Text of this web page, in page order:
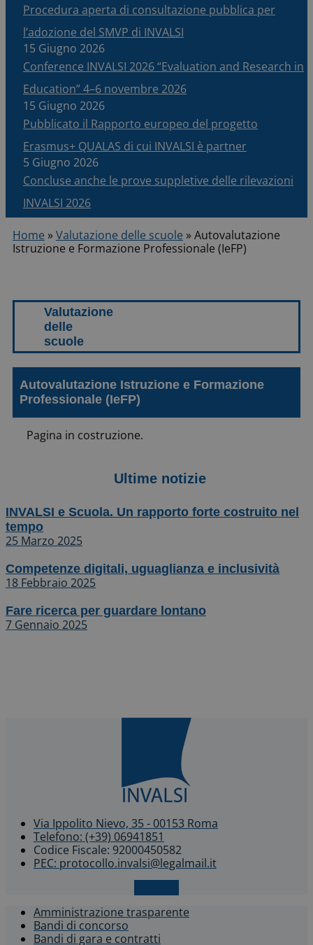
Procedura aperta di consultazione pubblica per
l’adozione del SMVP di INVALSI
15 Giugno 2026
Conference INVALSI 2026 “Evaluation and Research in
Education” 4–6 novembre 2026
15 Giugno 2026
Pubblicato il Rapporto europeo del progetto
Erasmus+ QUALAS di cui INVALSI è partner
5 Giugno 2026
Concluse anche le prove suppletive delle rilevazioni
INVALSI 2026
Home »Valutazione delle scuole »Autovalutazione
Istruzione e Formazione Professionale (IeFP)
Autovalutazione Istruzione e Formazione
Professionale (IeFP)
Pagina in costruzione.
Ultime notizie
INVALSI e Scuola. Un rapporto forte costruito nel
tempo
25 Marzo 2025
Competenze digitali, uguaglianza e inclusività
18 Febbraio 2025
Fare ricerca per guardare lontano
7 Gennaio 2025
Via Ippolito Nievo, 35 - 00153 Roma
Telefono: (+39) 06941851
Codice Fiscale: 92000450582
PEC: protocollo.invalsi@legalmail.it
Amministrazione trasparente
Bandi di concorso
Bandi di gara e contratti